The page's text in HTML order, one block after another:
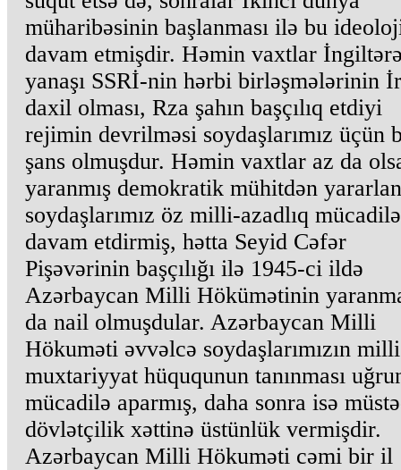
müharibəsinin başlanması ilə bu
davam etmişdir. Həmin vaxtlar
yanaşı SSRİ-nin hərbi birləşmələrinin
daxil olması, Rza şahın başçılıq etdiyi
rejimin devrilməsi soydaşlarımız üçün
şans olmuşdur. Həmin vaxtlar az da
yaranmış demokratik mühitdən
soydaşlarımız öz milli-azadlıq
davam etdirmiş, hətta Seyid Cəfər
Pişəvərinin başçılığı ilə 1945-ci ildə
Azərbaycan Milli Hökümətinin
da nail olmuşdular. Azərbaycan Milli
Hökuməti əvvəlcə soydaşlarımızın milli
muxtariyyat hüququnun tanınması
mücadilə aparmış, daha sonra isə
dövlətçilik xəttinə üstünlük vermişdir.
Azərbaycan Milli Hökuməti cəmi bir il